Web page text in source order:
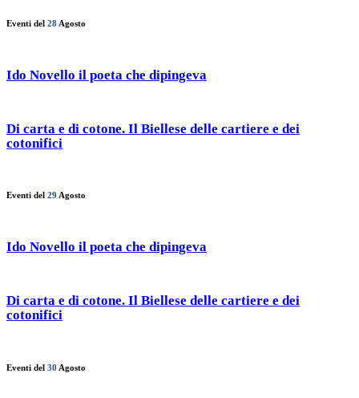
Eventi del 28 Agosto
Ido Novello il poeta che dipingeva
Di carta e di cotone. Il Biellese delle cartiere e dei
cotonifici
Eventi del 29 Agosto
Ido Novello il poeta che dipingeva
Di carta e di cotone. Il Biellese delle cartiere e dei
cotonifici
Eventi del 30 Agosto